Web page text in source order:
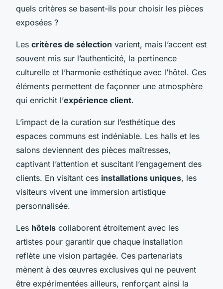
quels critères se basent-ils pour choisir les pièces
exposées ?
Les critères de sélection varient, mais l’accent est
souvent mis sur l’authenticité, la pertinence
culturelle et l’harmonie esthétique avec l’hôtel. Ces
éléments permettent de façonner une atmosphère
qui enrichit l’expérience client.
L’impact de la curation sur l’esthétique des
espaces communs est indéniable. Les halls et les
salons deviennent des pièces maîtresses,
captivant l’attention et suscitant l’engagement des
clients. En visitant ces installations uniques, les
visiteurs vivent une immersion artistique
personnalisée.
Les hôtels collaborent étroitement avec les
artistes pour garantir que chaque installation
reflète une vision partagée. Ces partenariats
mènent à des œuvres exclusives qui ne peuvent
être expérimentées ailleurs, renforçant ainsi la